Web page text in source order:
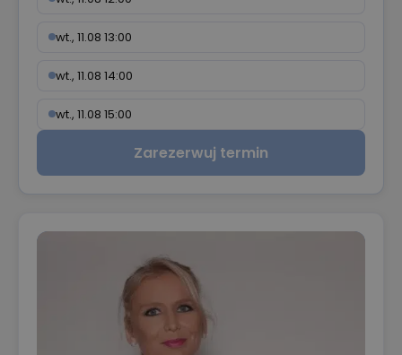
wt., 11.08 13:00
wt., 11.08 14:00
wt., 11.08 15:00
Zarezerwuj termin